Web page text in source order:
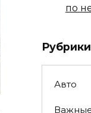
по
Рубрики
Авто